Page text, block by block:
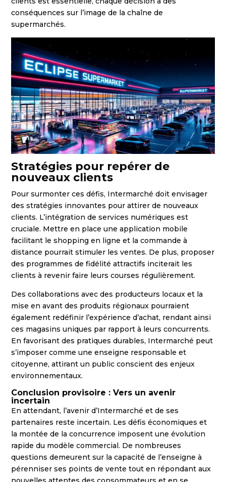
conséquences sur l’image de la chaîne de
supermarchés.
Stratégies pour repérer de
nouveaux clients
Pour surmonter ces défis, Intermarché doit envisager
des stratégies innovantes pour attirer de nouveaux
clients. L’intégration de services numériques est
cruciale. Mettre en place une application mobile
facilitant le shopping en ligne et la commande à
distance pourrait stimuler les ventes. De plus, proposer
des programmes de fidélité attractifs inciterait les
clients à revenir faire leurs courses régulièrement.
Des collaborations avec des producteurs locaux et la
mise en avant des produits régionaux pourraient
également redéfinir l’expérience d’achat, rendant ainsi
ces magasins uniques par rapport à leurs concurrents.
En favorisant des pratiques durables, Intermarché peut
s’imposer comme une enseigne responsable et
citoyenne, attirant un public conscient des enjeux
environnementaux.
Conclusion provisoire : Vers un avenir
incertain
En attendant, l’avenir d’Intermarché et de ses
partenaires reste incertain. Les défis économiques et
la montée de la concurrence imposent une évolution
rapide du modèle commercial. De nombreuses
questions demeurent sur la capacité de l’enseigne à
pérenniser ses points de vente tout en répondant aux